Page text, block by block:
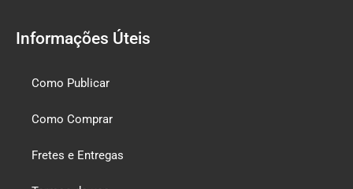
Informações Úteis
Como Publicar
Como Comprar
Fretes e Entregas